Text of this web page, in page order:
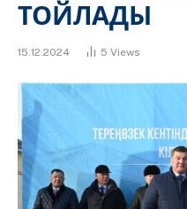
ТОЙЛАДЫ
15.12.2024 5 Views